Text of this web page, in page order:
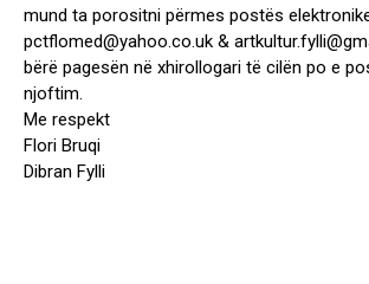
mund ta porositni përmes postës
pctflomed@yahoo.co.uk &
bërë pagesën në xhirollogari të cilën po e
njoftim.
Me respekt
Flori Bruqi
Dibran Fylli